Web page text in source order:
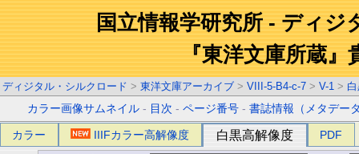
国立情報学研究所 - ディジ
『東洋文庫所蔵』
ディジタル・シルクロード > 東洋文庫アーカイブ > VIII-5-B4-c-7 > V-1 >
カラー画像サムネイル - 目次 -ページ番号 -書誌情報（メタデー
カラー IIIFカラー高解像度 白黒高解像度 PDF